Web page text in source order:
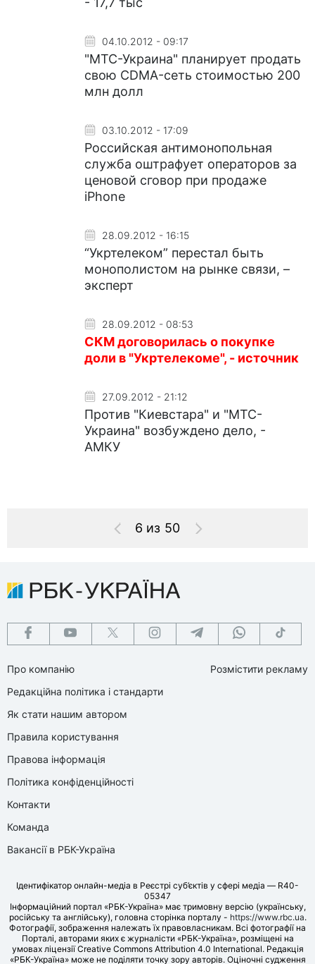
04.10.2012 - 09:17
"МТС-Украина" планирует продать
свою CDMA-сеть стоимостью 200
млн долл
03.10.2012 - 17:09
Российская антимонопольная
служба оштрафует операторов за
ценовой сговор при продаже
iPhone
28.09.2012 - 16:15
“Укртелеком” перестал быть
монополистом на рынке связи, –
эксперт
28.09.2012 - 08:53
СКМ договорилась о покупке
доли в "Укртелекоме", - источник
27.09.2012 - 21:12
Против "Киевстара" и "МТС-
Украина" возбуждено дело, -
АМКУ
6 из 50
Про компанію
Редакційна політика і стандарти
Як стати нашим автором
Правила користування
Правова інформація
Політика конфіденційності
Контакти
Команда
Вакансії в РБК-Україна
Розмістити рекламу
Ідентифікатор онлайн-медіа в Реєстрі суб’єктів у сфері медіа — R40-
05347
Інформаційний портал «РБК-Україна» має тримовну версію (українську,
російську та англійську), головна сторінка порталу - https://www.rbc.ua.
Фотографії, зображення належать їх правовласникам. Всі фотографії на
Порталі, авторами яких є журналісти «РБК-Україна», розміщені на
умовах ліцензії Creative Commons Attribution 4.0 International. Редакція
«РБК-Україна» може не поділяти точку зору авторів. Оціночні судження